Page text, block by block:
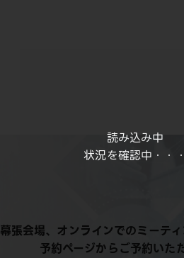
読み込み中
状況を確認中・・・
幕張会場、オンラインでのミーティ
予約ページからご予約いた